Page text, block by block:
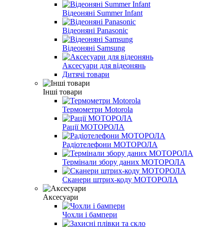
Відеоняні Summer Infant
Відеоняні Panasonic
Відеоняні Samsung
Аксесуари для відеонянь
Дитячі товари
Інші товари
Термометри Motorola
Рації МОТОРОЛА
Радіотелефони МОТОРОЛА
Термінали збору даних МОТОРОЛА
Сканери штрих-коду МОТОРОЛА
Аксесуари
Чохли і бампери